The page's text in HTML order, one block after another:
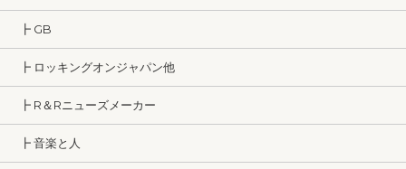
┣ GB
┣ ロッキングオンジャパン他
┣ R＆Rニューズメーカー
┣ 音楽と人